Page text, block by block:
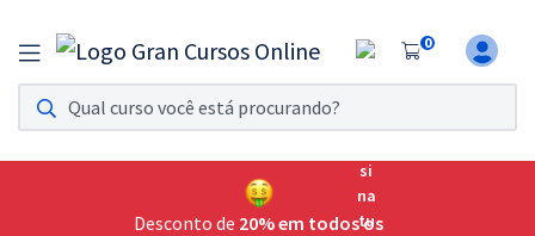
0
Assinatura Ilimitada 11
Acesso a todos os cursos. Teste grátis por 7 dias!
Assinatura OAB Até Passar
Acesso ilimitado a toda preparação para o Exame da
Desconto de 20% em todos os